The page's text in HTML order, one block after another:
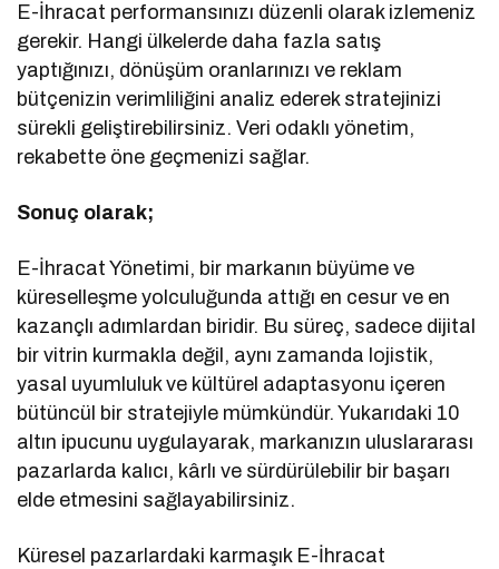
E-İhracat performansınızı düzenli olarak izlemeniz
gerekir. Hangi ülkelerde daha fazla satış
yaptığınızı, dönüşüm oranlarınızı ve reklam
bütçenizin verimliliğini analiz ederek stratejinizi
sürekli geliştirebilirsiniz. Veri odaklı yönetim,
rekabette öne geçmenizi sağlar.
Sonuç olarak;
E-İhracat Yönetimi, bir markanın büyüme ve
küreselleşme yolculuğunda attığı en cesur ve en
kazançlı adımlardan biridir. Bu süreç, sadece dijital
bir vitrin kurmakla değil, aynı zamanda lojistik,
yasal uyumluluk ve kültürel adaptasyonu içeren
bütüncül bir stratejiyle mümkündür. Yukarıdaki 10
altın ipucunu uygulayarak, markanızın uluslararası
pazarlarda kalıcı, kârlı ve sürdürülebilir bir başarı
elde etmesini sağlayabilirsiniz.
Küresel pazarlardaki karmaşık E-İhracat